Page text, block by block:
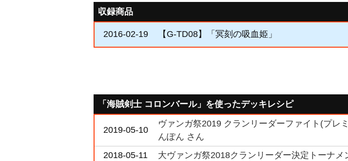
収録商品
2016-02-19 【G-TD08】「冥刻の吸血姫」
「海賊剣士 コロンバール」を使ったデッキレシピ
2019-05-10
ヴァンガ祭2019 クランリーダーファイト(プレ
んぽん さん
2018-05-11
大ヴァンガ祭2018クランリーダー決定トーナ